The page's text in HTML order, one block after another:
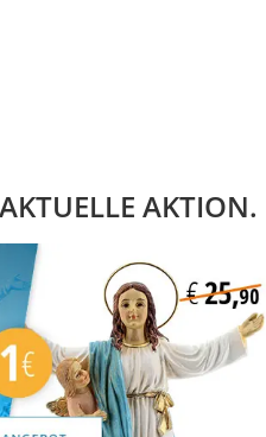
AKTION.